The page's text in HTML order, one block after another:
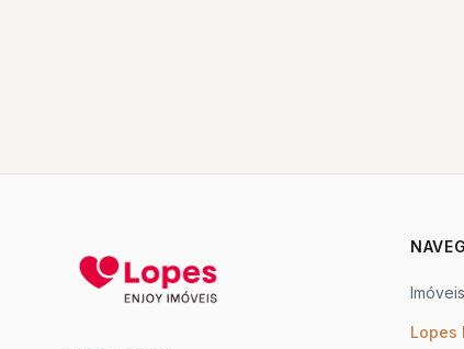
Imóveis
Lopes